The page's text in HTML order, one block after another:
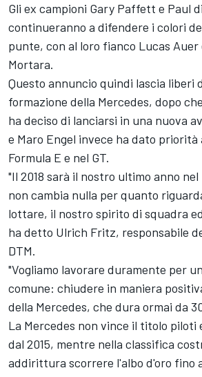
Gli ex campioni Gary Paffett e Paul
continueranno a difendere i colori
punte, con al loro fianco Lucas Auer
Mortara.
Questo annuncio quindi lascia liberi
formazione della Mercedes, dopo
ha deciso di lanciarsi in una nuova
e Maro Engel invece ha dato priorità
Formula E e nel GT.
"Il 2018 sarà il nostro ultimo anno
non cambia nulla per quanto
lottare, il nostro spirito di squadra
ha detto Ulrich Fritz, responsabile
DTM.
"Vogliamo lavorare duramente per
comune: chiudere in maniera
della Mercedes, che dura ormai da
La Mercedes non vince il titolo piloti
dal 2015, mentre nella classifica
addirittura scorrere l'albo d'oro fino